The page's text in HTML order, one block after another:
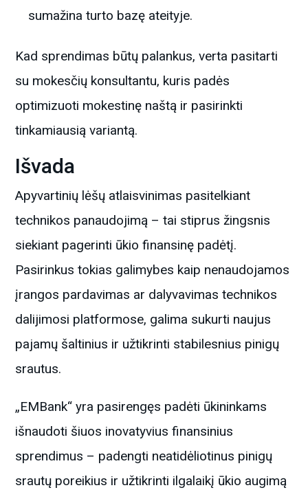
sumažina turto bazę ateityje.
Kad sprendimas būtų palankus, verta pasitarti
su mokesčių konsultantu, kuris padės
optimizuoti mokestinę naštą ir pasirinkti
tinkamiausią variantą.
Išvada
Apyvartinių lėšų atlaisvinimas pasitelkiant
technikos panaudojimą – tai stiprus žingsnis
siekiant pagerinti ūkio finansinę padėtį.
Pasirinkus tokias galimybes kaip nenaudojamos
įrangos pardavimas ar dalyvavimas technikos
dalijimosi platformose, galima sukurti naujus
pajamų šaltinius ir užtikrinti stabilesnius pinigų
srautus.
„EMBank“ yra pasirengęs padėti ūkininkams
išnaudoti šiuos inovatyvius finansinius
sprendimus – padengti neatidėliotinus pinigų
srautų poreikius ir užtikrinti ilgalaikį ūkio augimą